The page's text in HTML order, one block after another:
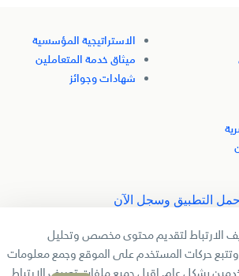
الاستراتيجية المؤسسية
ميثاق خدمة المتعاملين
شهادات وجوائز
حمل التطبيق وسجل الآن
تابعنا
الارتباط لتقديم محتوى مخصص وتحليل
وتتبع حركات المستخدم على الموقع وجمع معلومات